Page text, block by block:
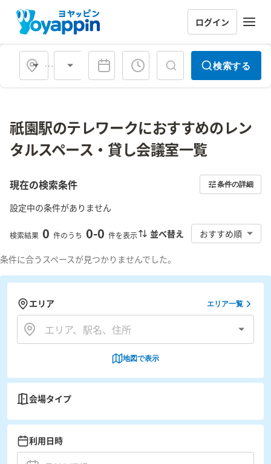
ログイン
会場タイプ 検索する
祇園駅のテレワークにおすすめのレン
タルスペース・貸し会議室一覧
現在の検索条件 条件の詳細
設定中の条件がありません
検索結果 0 件のうち 0-0 件を表示 並べ替え おすすめ順
条件に合うスペースが見つかりませんでした。
エリア エリア一覧
地図で表示
会場タイプ
利用日時